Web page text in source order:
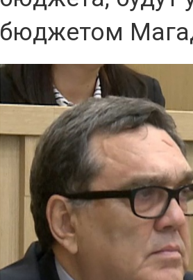
бюджетом